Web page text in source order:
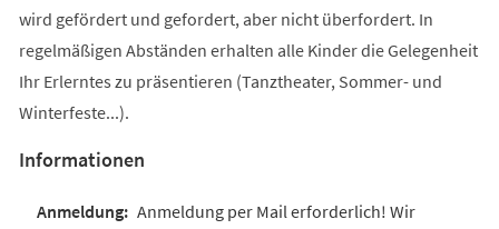
wird gefördert und gefordert, aber nicht überfordert. In
regelmäßigen Abständen erhalten alle Kinder die Gelegenheit
Ihr Erlerntes zu präsentieren (Tanztheater, Sommer- und
Winterfeste...).
Informationen
Anmeldung per Mail erforderlich! Wir